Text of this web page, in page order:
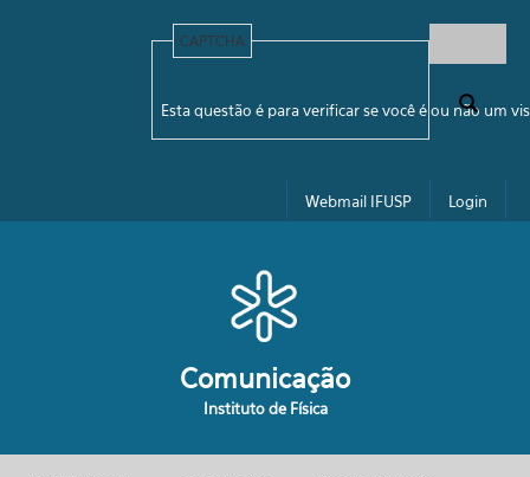
Formulário de busca
CAPTCHA
Esta questão é para verificar se você é ou não um
Webmail IFUSP Login
Comunicação
Instituto de Física